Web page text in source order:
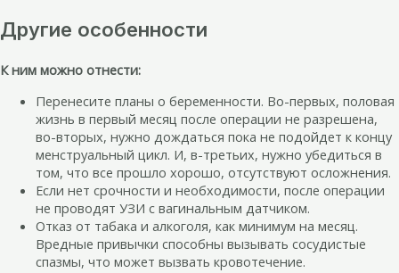
Другие особенности
К ним можно отнести:
Перенесите планы о беременности. Во-первых, половая
жизнь в первый месяц после операции не разрешена,
во-вторых, нужно дождаться пока не подойдет к концу
менструальный цикл. И, в-третьих, нужно убедиться в
том, что все прошло хорошо, отсутствуют осложнения.
Если нет срочности и необходимости, после операции
не проводят УЗИ с вагинальным датчиком.
Отказ от табака и алкоголя, как минимум на месяц.
Вредные привычки способны вызывать сосудистые
спазмы, что может вызвать кровотечение.